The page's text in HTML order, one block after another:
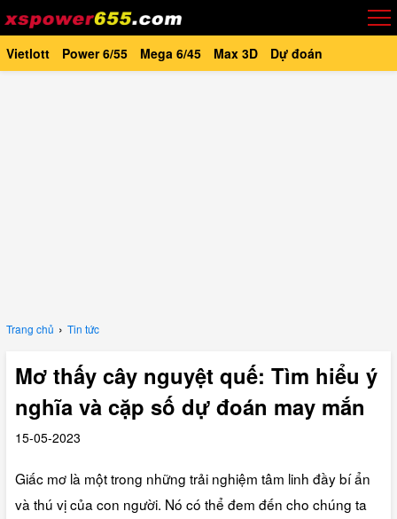
Vietlott Power 6/55 Mega 6/45 Max 3D Dự đoán
Trang chủ › Tin tức
Mơ thấy cây nguyệt quế: Tìm hiểu ý
nghĩa và cặp số dự đoán may mắn
15-05-2023
Giấc mơ là một trong những trải nghiệm tâm linh đầy bí ẩn
và thú vị của con người. Nó có thể đem đến cho chúng ta